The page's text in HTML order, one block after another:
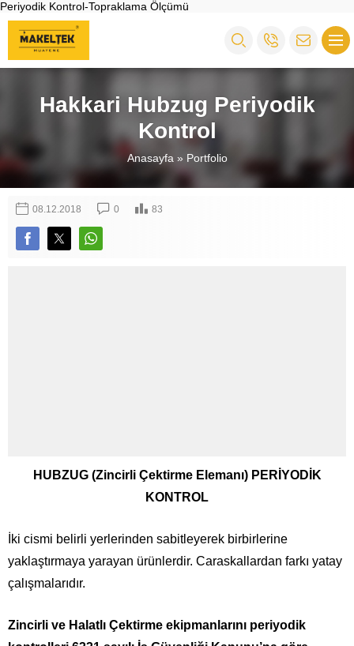
Periyodik Kontrol-Topraklama Ölçümü
Hakkari Hubzug Periyodik
Kontrol
Anasayfa » Portfolio
08.12.2018 0 83
HUBZUG (Zincirli Çektirme Elemanı) PERİYODİK
KONTROL
İki cismi belirli yerlerinden sabitleyerek birbirlerine
yaklaştırmaya yarayan ürünlerdir. Caraskallardan farkı yatay
çalışmalarıdır.
Zincirli ve Halatlı Çektirme ekipmanlarını periyodik